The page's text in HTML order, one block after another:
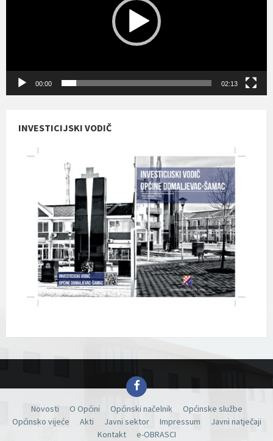
00:00 02:13
INVESTICIJSKI VODIČ
Facebook
Novosti O Općini Općinski načelnik
Općinske službe
Općinsko vijeće
Akti Javni sektor Impressum
Javni natječaji
Kontakt
e-OBRASCI